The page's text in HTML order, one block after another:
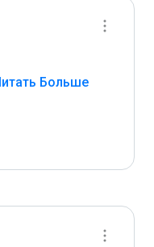
Больше